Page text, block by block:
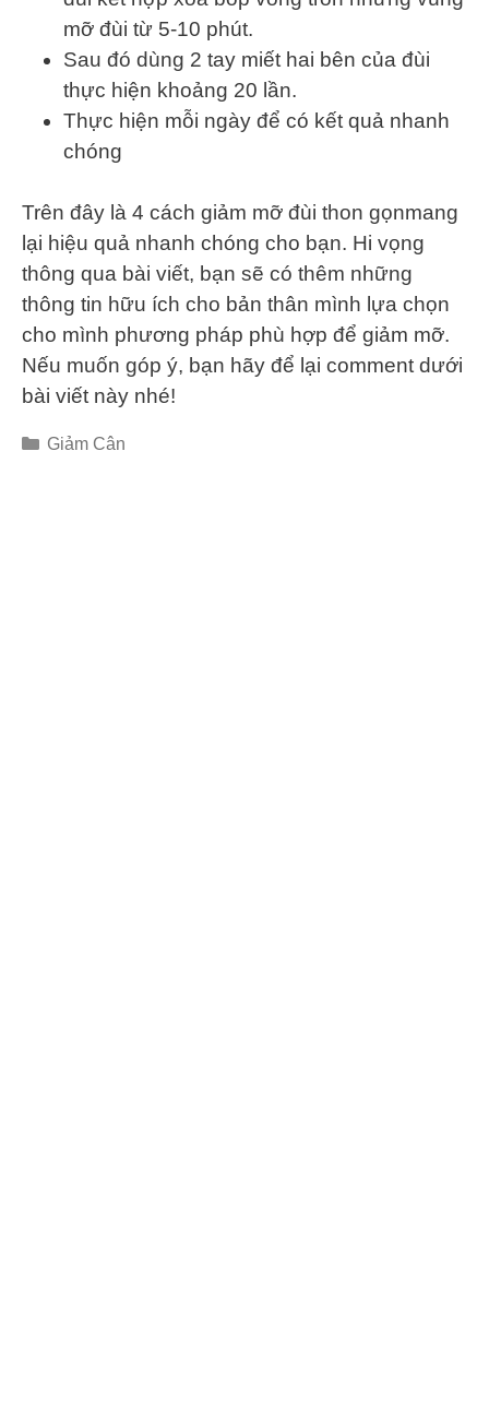
mỡ đùi từ 5-10 phút.
Sau đó dùng 2 tay miết hai bên của đùi
thực hiện khoảng 20 lần.
Thực hiện mỗi ngày để có kết quả nhanh
chóng
Trên đây là 4 cách giảm mỡ đùi thon gọnmang
lại hiệu quả nhanh chóng cho bạn. Hi vọng
thông qua bài viết, bạn sẽ có thêm những
thông tin hữu ích cho bản thân mình lựa chọn
cho mình phương pháp phù hợp để giảm mỡ.
Nếu muốn góp ý, bạn hãy để lại comment dưới
bài viết này nhé!
Categories
Giảm Cân